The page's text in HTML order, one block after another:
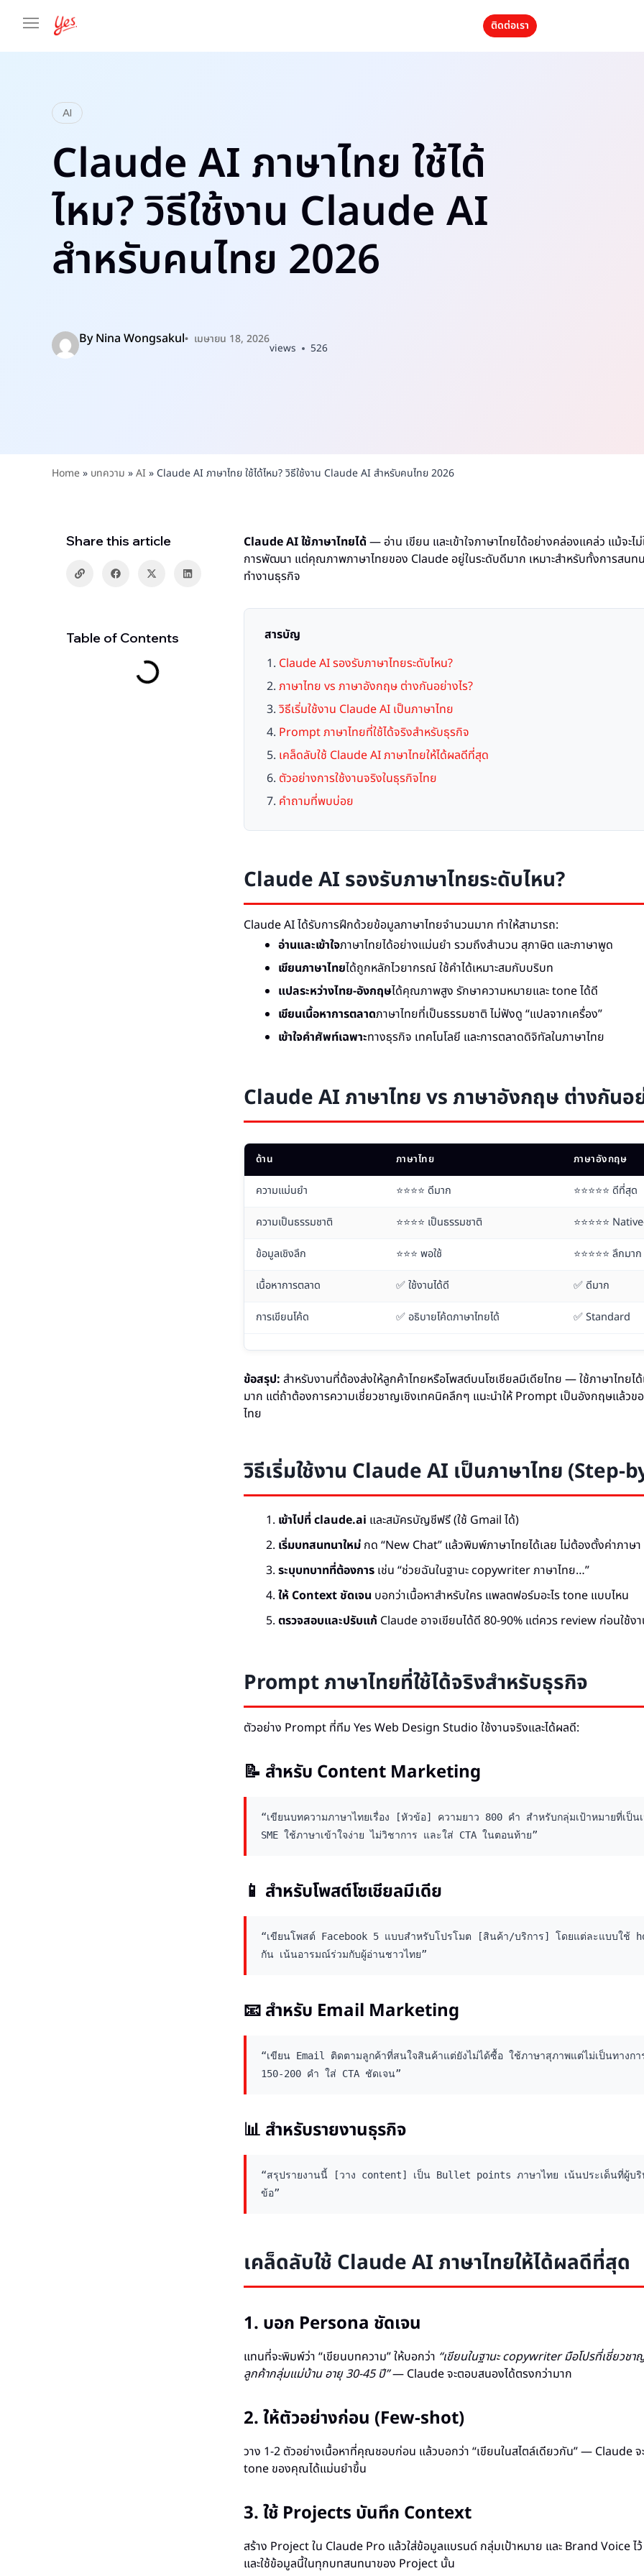
ติดต่อเรา
AI
Claude AI ภาษาไทย ใช้ได้
ไหม? วิธีใช้งาน Claude AI
สำหรับคนไทย 2026
ByNina Wongsakul เมษายน 18, 2026
views 526
Home» บทความ »AI » Claude AI ภาษาไทย ใช้ได้ไหม? วิธีใช้งาน Claude AI สำหรับคนไทย 2026
Share this article
Table of Contents
Claude AI ใช้ภาษาไทยได้— อ่าน เขียน และเข้าใจภาษาไทยได้อย่างคล่องแคล่ว แม้จะไ
การพัฒนา แต่คุณภาพภาษาไทยของ Claude อยู่ในระดับดีมาก เหมาะสำหรับทั้งการสนทน
ทำงานธุรกิจ
สารบัญ
Claude AI รองรับภาษาไทยระดับไหน?
ภาษาไทย vs ภาษาอังกฤษ ต่างกันอย่างไร?
วิธีเริ่มใช้งาน Claude AI เป็นภาษาไทย
Prompt ภาษาไทยที่ใช้ได้จริงสำหรับธุรกิจ
เคล็ดลับใช้ Claude AI ภาษาไทยให้ได้ผลดีที่สุด
ตัวอย่างการใช้งานจริงในธุรกิจไทย
คำถามที่พบบ่อย
Claude AI รองรับภาษาไทยระดับไหน?
Claude AI ได้รับการฝึกด้วยข้อมูลภาษาไทยจำนวนมาก ทำให้สามารถ:
อ่านและเข้าใจภาษาไทยได้อย่างแม่นยำ รวมถึงสำนวน สุภาษิต และภาษาพูด
เขียนภาษาไทยได้ถูกหลักไวยากรณ์ ใช้คำได้เหมาะสมกับบริบท
แปลระหว่างไทย-อังกฤษได้คุณภาพสูง รักษาความหมายและ tone ได้ดี
เขียนเนื้อหาการตลาดภาษาไทยที่เป็นธรรมชาติ ไม่ฟังดู “แปลจากเครื่อง”
เข้าใจคำศัพท์เฉพาะทางธุรกิจ เทคโนโลยี และการตลาดดิจิทัลในภาษาไทย
Claude AI ภาษาไทย vs ภาษาอังกฤษ ต่างกันอ
ด้าน ภาษาไทย ภาษาอังกฤษ
ความแม่นยำ ⭐⭐⭐⭐ ดีมาก
⭐⭐⭐⭐⭐ ดีที่สุด
ความเป็นธรรมชาติ
⭐⭐⭐⭐ เป็นธรรมชาติ
⭐⭐⭐⭐⭐
ข้อมูลเชิงลึก
⭐⭐⭐ พอใช้
⭐⭐⭐⭐⭐ ลึกมาก
เนื้อหาการตลาด
✅ ใช้งานได้ดี
✅ ดีมาก
การเขียนโค้ด
✅ อธิบายโค้ดภาษาไทยได้ ✅ Standard
ข้อสรุป: สำหรับงานที่ต้องส่งให้ลูกค้าไทยหรือโพสต์บนโซเชียลมีเดียไทย — ใช้ภาษาไทยไ
มาก แต่ถ้าต้องการความเชี่ยวชาญเชิงเทคนิคลึกๆ แนะนำให้ Prompt เป็นอังกฤษแล้วข
ไทย
วิธีเริ่มใช้งาน Claude AI เป็นภาษาไทย (Step-
เข้าไปที่ claude.ai และสมัครบัญชีฟรี (ใช้ Gmail ได้)
เริ่มบทสนทนาใหม่กด “New Chat” แล้วพิมพ์ภาษาไทยได้เลย ไม่ต้องตั้งค่าภาษา
ระบุบทบาทที่ต้องการเช่น “ช่วยฉันในฐานะ copywriter ภาษาไทย…”
ให้ Context ชัดเจน บอกว่าเนื้อหาสำหรับใคร แพลตฟอร์มอะไร tone แบบไหน
ตรวจสอบและปรับแก้Claude อาจเขียนได้ดี 80-90% แต่ควร review ก่อนใช้ง
Prompt ภาษาไทยที่ใช้ได้จริงสำหรับธุรกิจ
ตัวอย่าง Prompt ที่ทีม Yes Web Design Studio ใช้งานจริงและได้ผลดี:
📝 สำหรับ Content Marketing
“เขียนบทความภาษาไทยเรื่อง [หัวข้อ] ความยาว 800 คำ สำหรับกลุ่มเป้าหมายที่เป็นเ
SME ใช้ภาษาเข้าใจง่าย ไม่วิชาการ และใส่ CTA ในตอนท้าย”
📱 สำหรับโพสต์โซเชียลมีเดีย
“เขียนโพสต์ Facebook 5 แบบสำหรับโปรโมต [สินค้า/บริการ] โดยแต่ละแบบใช้
กัน เน้นอารมณ์ร่วมกับผู้อ่านชาวไทย”
📧 สำหรับ Email Marketing
“เขียน Email ติดตามลูกค้าที่สนใจสินค้าแต่ยังไม่ได้ซื้อ ใช้ภาษาสุภาพแต่ไม่เป็นทางกา
150-200 คำ ใส่ CTA ชัดเจน”
📊 สำหรับรายงานธุรกิจ
“สรุปรายงานนี้ [วาง content] เป็น Bullet points ภาษาไทย เน้นประเด็นที่ผู้บริ
ข้อ”
เคล็ดลับใช้ Claude AI ภาษาไทยให้ได้ผลดีที่สุด
1. บอก Persona ชัดเจน
แทนที่จะพิมพ์ว่า “เขียนบทความ” ให้บอกว่า “เขียนในฐานะ copywriter มือโปรที่เชี่ยวชา
ลูกค้ากลุ่มแม่บ้าน อายุ 30-45 ปี”— Claude จะตอบสนองได้ตรงกว่ามาก
2. ให้ตัวอย่างก่อน (Few-shot)
วาง 1-2 ตัวอย่างเนื้อหาที่คุณชอบก่อน แล้วบอกว่า “เขียนในสไตล์เดียวกัน” — Claude
tone ของคุณได้แม่นยำขึ้น
3. ใช้ Projects บันทึก Context
สร้าง Project ใน Claude Pro แล้วใส่ข้อมูลแบรนด์ กลุ่มเป้าหมาย และ Brand Voice ไ
และใช้ข้อมูลนี้ในทุกบทสนทนาของ Project นั้น